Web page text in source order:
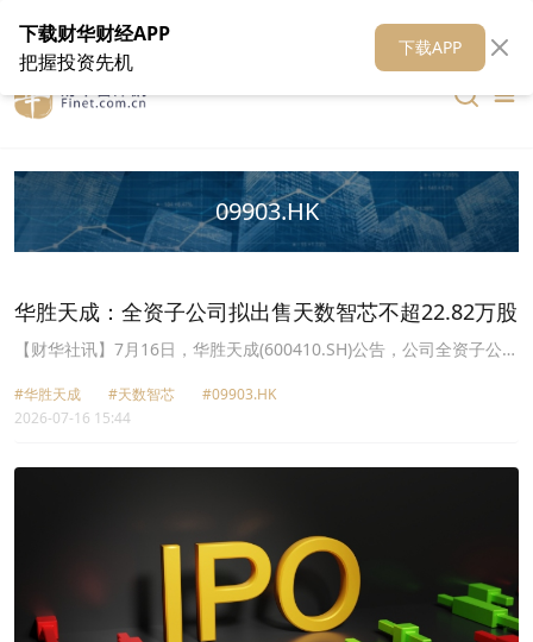
在线客服 关于我们 财华媒体矩阵 财华智库
09903.HK
华胜天成：全资子公司拟出售天数智芯不超22.82万股
【财华社讯】7月16日，华胜天成(600410.SH)公告，公司全资子公司
股，拟出售比例不超过天数智芯总股本的0.085%，预计交易金额
1.277亿港元。香港华胜出售所持天数智芯股票资产是基于公司发展
公司资产结构，提高资产收益率。
#华胜天成 #天数智芯
#09903.HK
2026-07-16 15:44
下载财华财经APP
把握投资先机
下载APP